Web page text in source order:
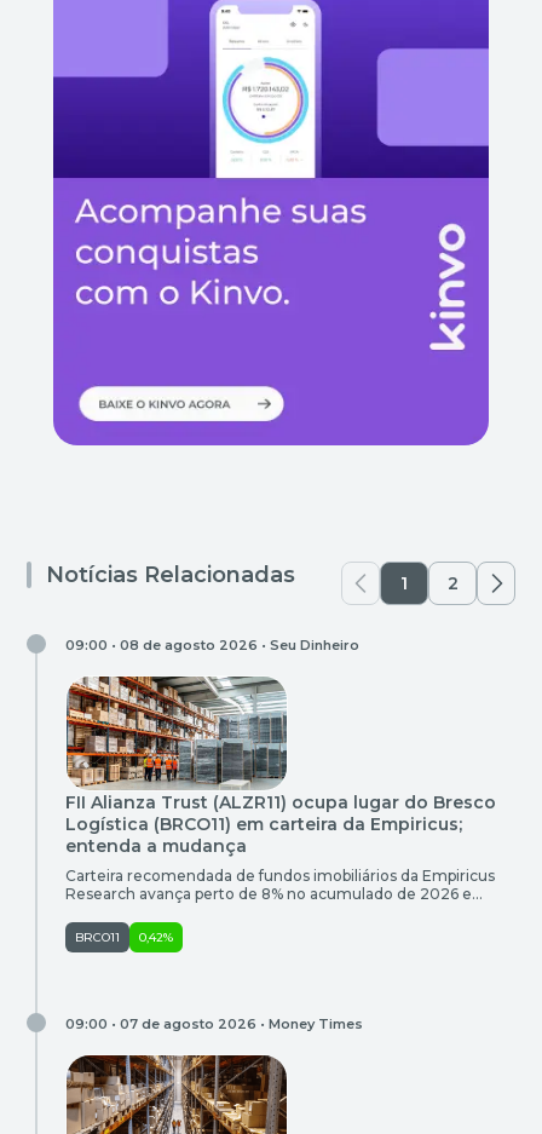
Notícias Relacionadas 1 2
09:00 • 08 de agosto 2026 • Seu Dinheiro
FII Alianza Trust (ALZR11) ocupa lugar do Bresco
Logística (BRCO11) em carteira da Empiricus;
entenda a mudança
Carteira recomendada de fundos imobiliários da Empiricus
Research avança perto de 8% no acumulado de 2026 e
BRCO11 0,42%
09:00 • 07 de agosto 2026 • Money Times